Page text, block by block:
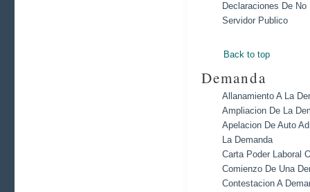
Declaraciones De
Servidor Publico
Back to top
Demanda
Allanamiento A La
Ampliacion De La
Apelacion De Auto
La Demanda
Carta Poder Laboral
Comienzo De Una
Contestacion A